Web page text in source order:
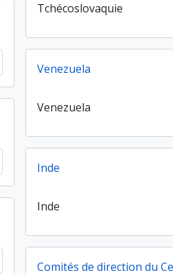
Tchécoslovaquie
Ajouter au presse-papier
Venezuela
Venezuela
Ajouter au presse-papier
Inde
Inde
Ajouter au presse-papier
Comités de direction du